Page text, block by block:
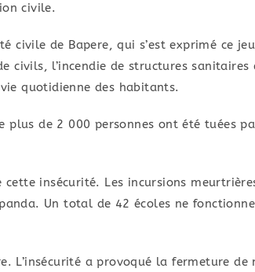
civile.
civile de Bapere, qui s’est exprimé ce
civils, l’incendie de structures
quotidienne des habitants.
plus de 2 000 personnes ont été tuées
cette insécurité. Les incursions
​Un total de 42 écoles ne
L’insécurité a provoqué la fermeture